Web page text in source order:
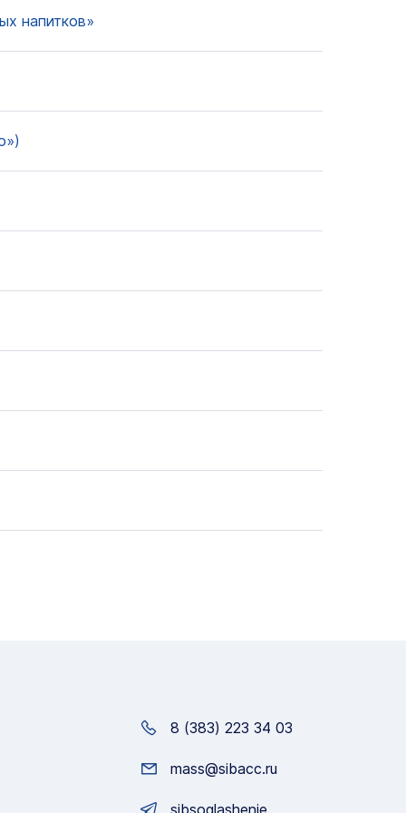
напитков»
8 (383) 223 34 03
mass@sibacc.ru
sibsoglashenie